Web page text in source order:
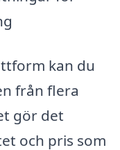
kan du
från flera
gör det
och pris som